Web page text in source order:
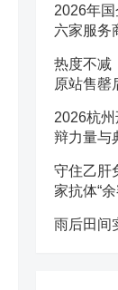
2026年国
六家服务
热度不减
原站售罄
2026杭
辩力量与
守住乙肝
家抗体“余
雨后田间